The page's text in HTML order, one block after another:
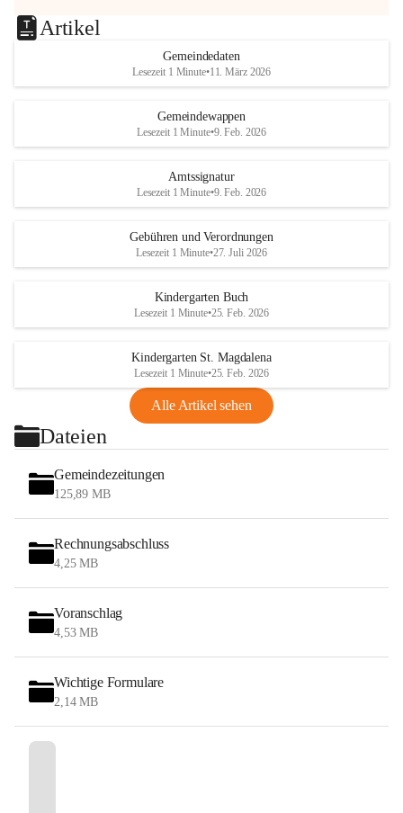
Artikel
Gemeindedaten
Lesezeit 1 Minute•11. März 2026
Gemeindewappen
Lesezeit 1 Minute•9. Feb. 2026
Amtssignatur
Lesezeit 1 Minute•9. Feb. 2026
Gebühren und Verordnungen
Lesezeit 1 Minute•27. Juli 2026
Kindergarten Buch
Lesezeit 1 Minute•25. Feb. 2026
Kindergarten St. Magdalena
Lesezeit 1 Minute•25. Feb. 2026
Alle Artikel sehen
Dateien
Gemeindezeitungen
125,89 MB
Rechnungsabschluss
4,25 MB
Voranschlag
4,53 MB
Wichtige Formulare
2,14 MB